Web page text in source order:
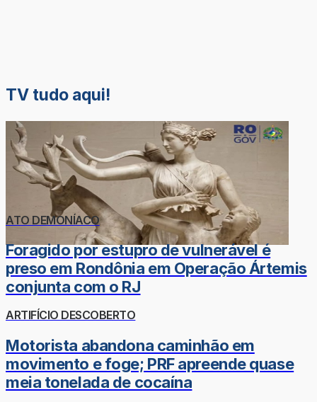
TV tudo aqui!
ATO DEMONÍACO
Foragido por estupro de vulnerável é
preso em Rondônia em Operação Ártemis
conjunta com o RJ
ARTIFÍCIO DESCOBERTO
Motorista abandona caminhão em
movimento e foge; PRF apreende quase
meia tonelada de cocaína